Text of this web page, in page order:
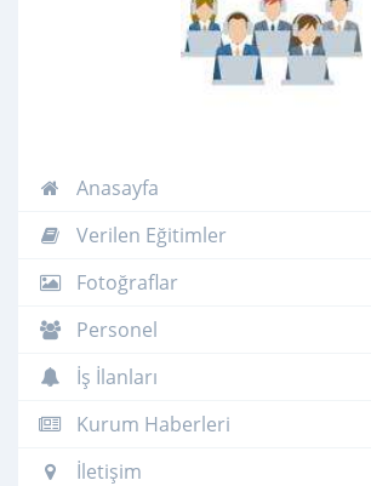
Anasayfa
Verilen Eğitimler
Fotoğraflar
Personel
İş İlanları
Kurum Haberleri
İletişim